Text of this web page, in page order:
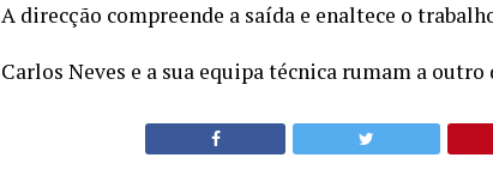
A direcção compreende a saída e enaltece o
Carlos Neves e a sua equipa técnica rumam a